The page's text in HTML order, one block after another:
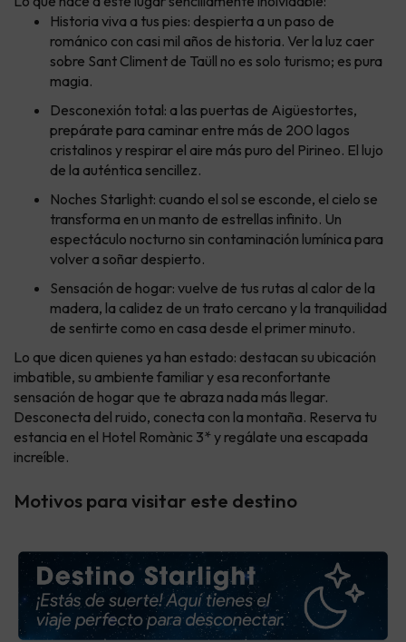
Historia viva a tus pies: despierta a un paso de
románico con casi mil años de historia. Ver la luz caer
sobre Sant Climent de Taüll no es solo turismo; es pura
magia.
Desconexión total: a las puertas de Aigüestortes,
prepárate para caminar entre más de 200 lagos
cristalinos y respirar el aire más puro del Pirineo. El lujo
de la auténtica sencillez.
Noches Starlight: cuando el sol se esconde, el cielo se
transforma en un manto de estrellas infinito. Un
espectáculo nocturno sin contaminación lumínica para
volver a soñar despierto.
Sensación de hogar: vuelve de tus rutas al calor de la
madera, la calidez de un trato cercano y la tranquilidad
de sentirte como en casa desde el primer minuto.
Lo que dicen quienes ya han estado: destacan su ubicación
imbatible, su ambiente familiar y esa reconfortante
sensación de hogar que te abraza nada más llegar.
Desconecta del ruido, conecta con la montaña. Reserva tu
estancia en el Hotel Romànic 3* y regálate una escapada
increíble.
Motivos para visitar este destino